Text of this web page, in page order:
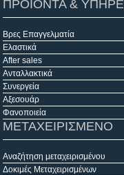
ΠΡΟΙΟΝΤΑ &
Βρες Επαγγελματία
Ελαστικά
After sales
Ανταλλακτικά
Συνεργεία
Αξεσουάρ
Φανοποιεία
ΜΕΤΑΧΕΙΡΙΣΜΕΝΟ
Αναζήτηση μεταχειρισμένου
Δοκιμές Μεταχειρισμένων